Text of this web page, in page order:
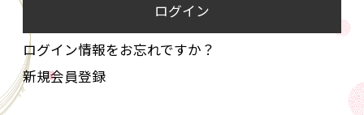
ログイン
ログイン情報をお忘れですか？
新規会員登録